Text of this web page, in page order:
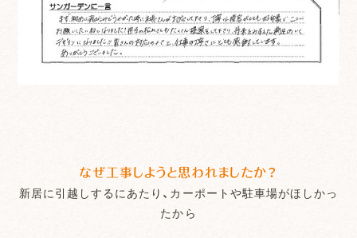
なぜ工事しようと思われましたか？
新居に引越しするにあたり、カーポートや駐車場がほしかっ
たから